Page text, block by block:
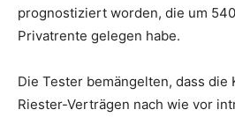
prognostiziert worden, die um
Privatrente gelegen habe.
Die Tester bemängelten, dass die
Riester-Verträgen nach wie vor